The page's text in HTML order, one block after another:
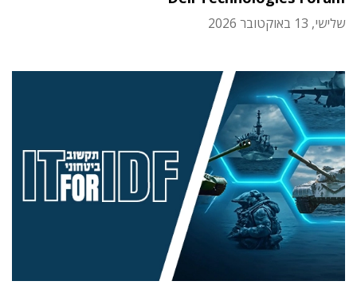
שלישי, 13 באוקטובר 2026